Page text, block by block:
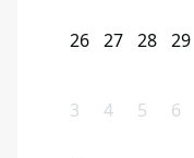
26 27 28 29
3 4 5 6